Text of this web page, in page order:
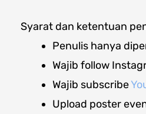
Syarat dan ketentuan
Penulis hanya
Wajib follow
Wajib subscribe
Upload poster